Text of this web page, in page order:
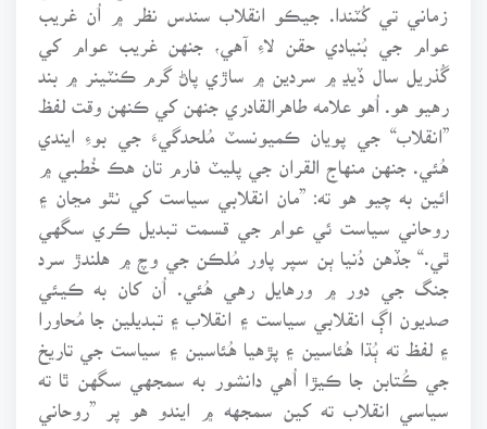
زماني تي کُٽندا. جيڪو انقلاب سندس نظر ۾ اُن غريب
عوام جي بُنيادي حقن لاءِ آهي، جنهن غريب عوام کي
گُذريل سال ڏيڍ ۾ سردين ۾ ساڙي پاڻ گرم ڪنٽينر ۾ بند
رهيو هو. اُهو علامه طاهرالقادري جنهن کي ڪنهن وقت لفظ
”انقلاب“ جي پويان ڪميونسٽ مُلحدگيءَ جي بوءِ ايندي
هُئي. جنهن منهاج القران جي پليٽ فارم تان هڪ خُطبي ۾
ائين به چيو هو ته: ”مان انقلابي سياست کي نٿو مڃان ۽
روحاني سياست ئي عوام جي قسمت تبديل ڪري سگهي
ٿي.“ جڏهن دُنيا ٻن سپر پاور مُلڪن جي وچ ۾ هلندڙ سرد
جنگ جي دور ۾ ورهايل رهي هُئي. اُن کان به ڪيئي
صديون اڳ انقلابي سياست ۽ انقلاب ۽ تبديلين جا مُحاورا
۽ لفظ ته ٻُڌا هُئاسين ۽ پڙهيا هُئاسين ۽ سياست جي تاريخ
جي ڪُتابن جا ڪيڙا اُهي دانشور به سمجهي سگهن ٿا ته
سياسي انقلاب ته کين سمجهه ۾ ايندو هو پر ”روحاني